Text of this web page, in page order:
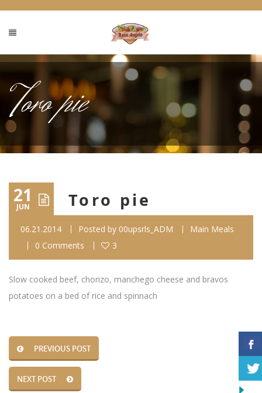
Toro pie
21
JUN Toro pie
06.21.2014 Posted by 00upsrls_ADM
Main Meals
0 Comments
3
Slow cooked beef, chorizo, manchego cheese and bravos
potatoes on a bed of rice and spinnach
PREVIOUS POST
NEXT POST